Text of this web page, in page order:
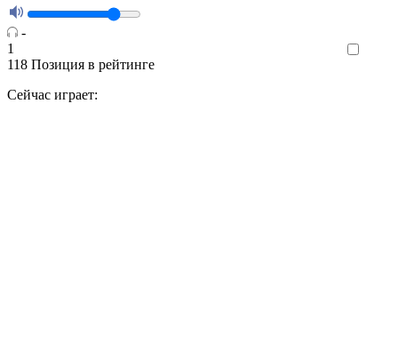
-
1
118 Позиция в рейтинге
Сейчас играет: